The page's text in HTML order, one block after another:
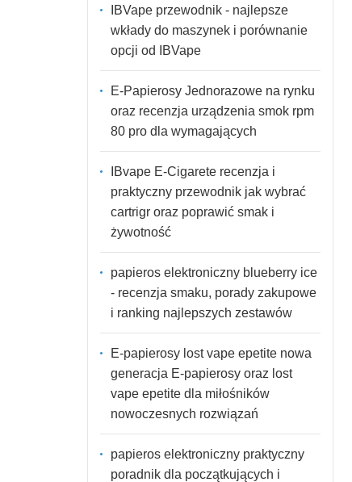
IBVape przewodnik - najlepsze
wkłady do maszynek i porównanie
opcji od IBVape
E-Papierosy Jednorazowe na rynku
oraz recenzja urządzenia smok rpm
80 pro dla wymagających
IBvape E-Cigarete recenzja i
praktyczny przewodnik jak wybrać
cartrigr oraz poprawić smak i
żywotność
papieros elektroniczny blueberry ice
- recenzja smaku, porady zakupowe
i ranking najlepszych zestawów
E-papierosy lost vape epetite nowa
generacja E-papierosy oraz lost
vape epetite dla miłośników
nowoczesnych rozwiązań
papieros elektroniczny praktyczny
poradnik dla początkujących i